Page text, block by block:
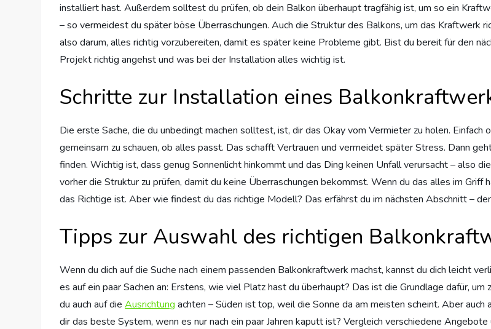
installiert hast. Außerdem solltest du prüfen, ob dein Balkon überhaupt tragfähig ist, um so ein
– so vermeidest du später böse Überraschungen. Auch die Struktur des Balkons, um das Kraftwerk
also darum, alles richtig vorzubereiten, damit es später keine Probleme gibt. Bist du bereit für den
Projekt richtig angehst und was bei der Installation alles wichtig ist.
Schritte zur Installation eines
Die erste Sache, die du unbedingt machen solltest, ist, dir das Okay vom Vermieter zu holen.
gemeinsam zu schauen, ob alles passt. Das schafft Vertrauen und vermeidet später Stress. Dann
finden. Wichtig ist, dass genug Sonnenlicht hinkommt und das Ding keinen Unfall verursacht – also
vorher die Struktur zu prüfen, damit du keine Überraschungen bekommst. Wenn du das alles im
das Richtige ist. Aber wie findest du das richtige Modell? Das erfährst du im nächsten Abschnitt –
Tipps zur Auswahl des richtigen
Wenn du dich auf die Suche nach einem passenden Balkonkraftwerk machst, kannst du dich leicht
es auf ein paar Sachen an: Erstens, wie viel Platz hast du überhaupt? Das ist die Grundlage dafür,
du auch auf dieAusrichtung achten – Süden ist top, weil die Sonne da am meisten scheint. Aber
dir das beste System, wenn es nur nach ein paar Jahren kaputt ist? Vergleich verschiedene